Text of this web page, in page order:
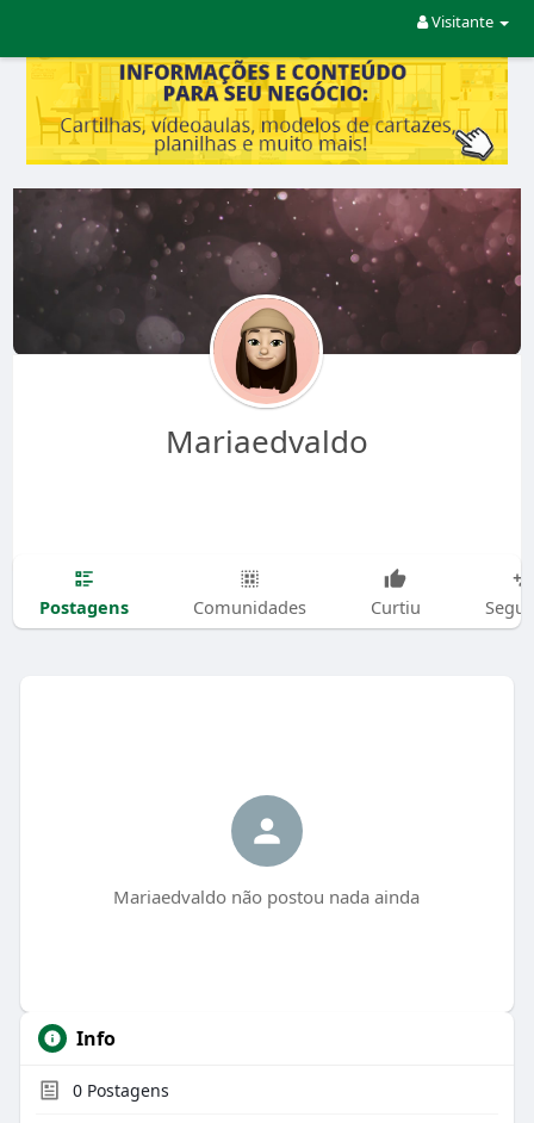
Visitante
Mariaedvaldo
Postagens Comunidades Curtiu
Mariaedvaldo não postou nada ainda
Info
0Postagens